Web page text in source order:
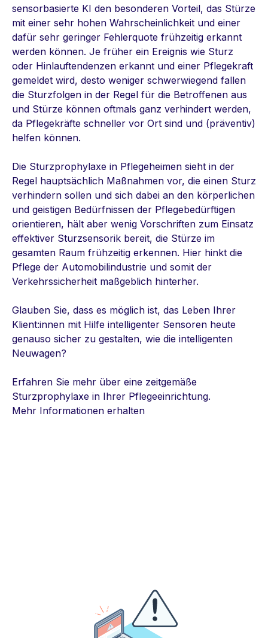
sensorbasierte KI den besonderen Vorteil, das Stürze
mit einer sehr hohen Wahrscheinlichkeit und einer
dafür sehr geringer Fehlerquote frühzeitig erkannt
werden können. Je früher ein Ereignis wie Sturz
oder Hinlauftendenzen erkannt und einer Pflegekraft
gemeldet wird, desto weniger schwerwiegend fallen
die Sturzfolgen in der Regel für die Betroffenen aus
und Stürze können oftmals ganz verhindert werden,
da Pflegekräfte schneller vor Ort sind und (präventiv)
helfen können.
Die Sturzprophylaxe in Pflegeheimen sieht in der
Regel hauptsächlich Maßnahmen vor, die einen Sturz
verhindern sollen und sich dabei an den körperlichen
und geistigen Bedürfnissen der Pflegebedürftigen
orientieren, hält aber wenig Vorschriften zum Einsatz
effektiver Sturzsensorik bereit, die Stürze im
gesamten Raum frühzeitig erkennen. Hier hinkt die
Pflege der Automobilindustrie und somit der
Verkehrssicherheit maßgeblich hinterher.
Glauben Sie, dass es möglich ist, das Leben Ihrer
Klient:innen mit Hilfe intelligenter Sensoren heute
genauso sicher zu gestalten, wie die intelligenten
Neuwagen?
Erfahren Sie mehr über eine zeitgemäße
Sturzprophylaxe in Ihrer Pflegeeinrichtung.
Mehr Informationen erhalten